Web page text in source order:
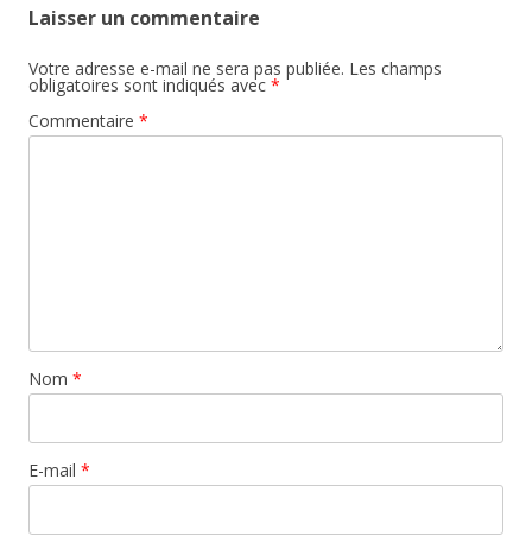
Laisser un commentaire
Votre adresse e-mail ne sera pas publiée. Les champs
obligatoires sont indiqués avec *
Commentaire *
Nom *
E-mail *